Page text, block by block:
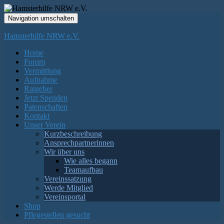
Navigation umschalten
Hamsterhilfe NRW e.V.
Home
Forum
Vermittlung
Aufnahme
Ratgeber
Jetzt Spenden
Patenschaften
Kontakt
Unser Verein
Kurzbeschreibung
Ansprechpartnerinnen
Wir über uns
Wie alles begann
Teamaufbau
Vereinssatzung
Werde Mitglied
Vereinsportal
Shop
Pflegestellen gesucht